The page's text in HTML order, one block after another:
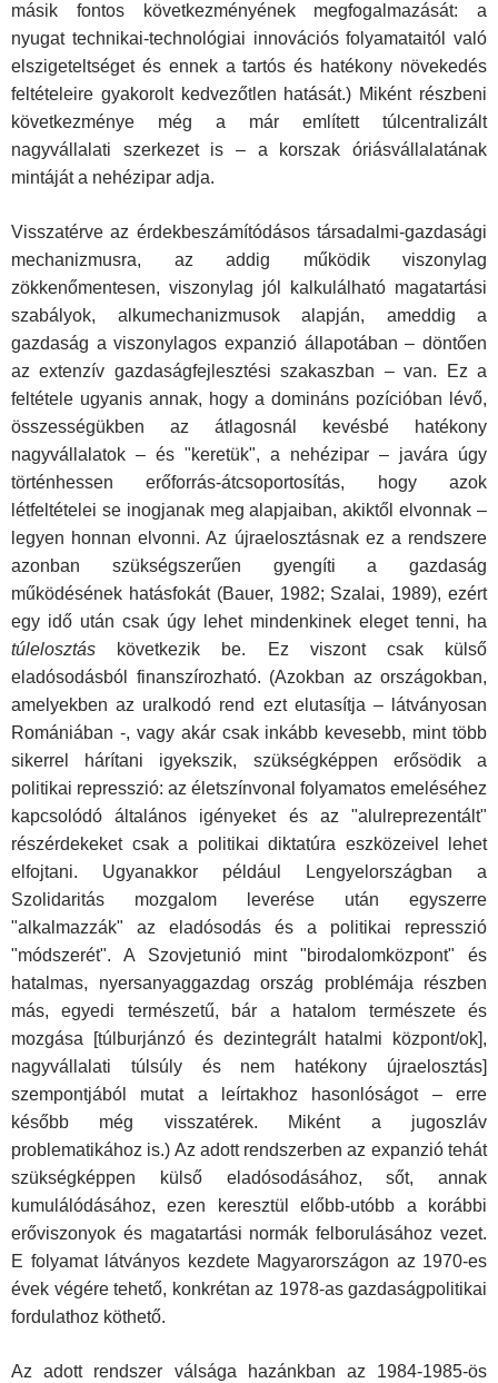
másik fontos következményének megfogalmazását: a
nyugat technikai-technológiai innovációs folyamataitól való
elszigeteltséget és ennek a tartós és hatékony növekedés
feltételeire gyakorolt kedvezőtlen hatását.) Miként részbeni
következménye még a már említett túlcentralizált
nagyvállalati szerkezet is – a korszak óriásvállalatának
mintáját a nehézipar adja.
Visszatérve az érdekbeszámítódásos társadalmi-gazdasági
mechanizmusra, az addig működik viszonylag
zökkenőmentesen, viszonylag jól kalkulálható magatartási
szabályok, alkumechanizmusok alapján, ameddig a
gazdaság a viszonylagos expanzió állapotában – döntően
az extenzív gazdaságfejlesztési szakaszban – van. Ez a
feltétele ugyanis annak, hogy a domináns pozícióban lévő,
összességükben az átlagosnál kevésbé hatékony
nagyvállalatok – és "keretük", a nehézipar – javára úgy
történhessen erőforrás-átcsoportosítás, hogy azok
létfeltételei se inogjanak meg alapjaiban, akiktől elvonnak –
legyen honnan elvonni. Az újraelosztásnak ez a rendszere
azonban szükségszerűen gyengíti a gazdaság
működésének hatásfokát (Bauer, 1982; Szalai, 1989), ezért
egy idő után csak úgy lehet mindenkinek eleget tenni, ha
túlelosztás
következik be. Ez viszont csak külső
eladósodásból finanszírozható. (Azokban az országokban,
amelyekben az uralkodó rend ezt elutasítja – látványosan
Romániában -, vagy akár csak inkább kevesebb, mint több
sikerrel hárítani igyekszik, szükségképpen erősödik a
politikai represszió: az életszínvonal folyamatos emeléséhez
kapcsolódó általános igényeket és az "alulreprezentált"
részérdekeket csak a politikai diktatúra eszközeivel lehet
elfojtani. Ugyanakkor például Lengyelországban a
Szolidaritás mozgalom leverése után egyszerre
"alkalmazzák" az eladósodás és a politikai represszió
"módszerét". A Szovjetunió mint "birodalomközpont" és
hatalmas, nyersanyaggazdag ország problémája részben
más, egyedi természetű, bár a hatalom természete és
mozgása [túlburjánzó és dezintegrált hatalmi központ/ok],
nagyvállalati túlsúly és nem hatékony újraelosztás]
szempontjából mutat a leírtakhoz hasonlóságot – erre
később még visszatérek. Miként a jugoszláv
problematikához is.) Az adott rendszerben az expanzió tehát
szükségképpen külső eladósodásához, sőt, annak
kumulálódásához, ezen keresztül előbb-utóbb a korábbi
erőviszonyok és magatartási normák felborulásához vezet.
E folyamat látványos kezdete Magyarországon az 1970-es
évek végére tehető, konkrétan az 1978-as gazdaságpolitikai
fordulathoz köthető.
Az adott rendszer válsága hazánkban az 1984-1985-ös